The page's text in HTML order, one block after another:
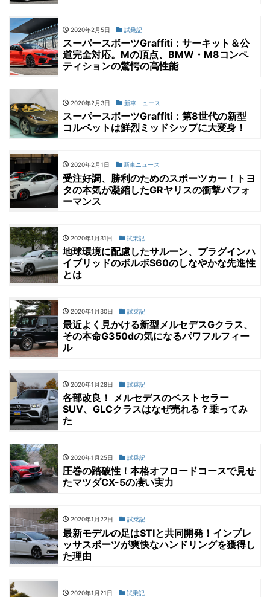
2020年2月5日 試乗記
スーパースポーツGraffiti：サーキット＆公
道完全対応。Mの頂点、BMW・M8コンペ
ティションの驚愕の高性能
2020年2月3日 新車ニュース
スーパースポーツGraffiti：第8世代の新型
コルベットは鮮烈ミッドシップに大変身！
2020年2月1日 新車ニュース
受注好調、勝利のためのスポーツカー！トヨ
タの本気が凝縮したGRヤリスの衝撃パフォ
ーマンス
2020年1月31日 試乗記
地球環境に配慮したサルーン、プラグインハ
イブリッドのボルボS60のしなやかな先進性
とは
2020年1月30日 試乗記
最近よく見かける新型メルセデスGクラス、
その本命G350dの気になるパワフルフィー
ル
2020年1月28日 試乗記
各部改良！ メルセデスのベストセラー
SUV、GLCクラスはなぜ売れる？乗ってみ
た
2020年1月25日 試乗記
圧巻の踏破性！本格オフロードコースで見せ
たマツダCX-5の凄い実力
2020年1月22日 試乗記
最新モデルの足はSTIと共同開発！インプレ
ッサスポーツが爽快なハンドリングを獲得し
た理由
2020年1月21日 試乗記